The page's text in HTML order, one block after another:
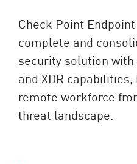
Check Point
complete and
security solution with
and XDR
remote workforce
threat landscape.